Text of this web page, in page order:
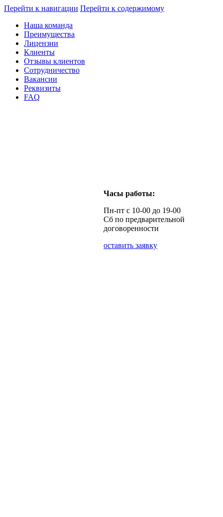
Перейти к навигации Перейти к содержимому
Наша команда
Преимущества
Лицензии
Клиенты
Отзывы клиентов
Сотрудничество
Вакансии
Реквизиты
FAQ
Часы работы:
Пн-пт с 10-00 до 19-00
Сб по предварительной
договоренности
оставить заявку